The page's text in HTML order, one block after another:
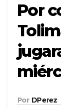
Por
Por DPerez